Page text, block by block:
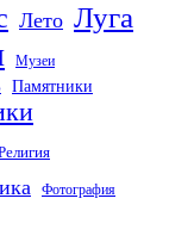
Лето Луга
Музеи
Памятники
Фотография